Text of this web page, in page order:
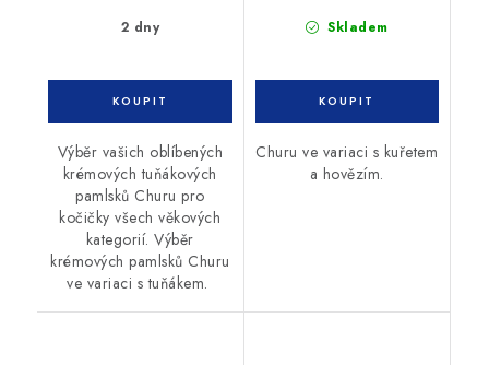
2 dny
Výběr vašich oblíbených
krémových tuňákových
pamlsků Churu pro
kočičky všech věkových
kategorií. Výběr
krémových pamlsků Churu
ve variaci s tuňákem.
Skladem
Churu ve variaci s kuřetem
a hovězím.